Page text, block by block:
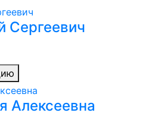
Сергеевич
Алексеевна